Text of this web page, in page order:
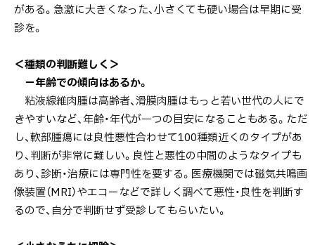
がある。急激に大きくなった、小さくても硬い場合は早期に受
診を。
＜種類の判断難しく＞
－年齢での傾向はあるか。
粘液線維肉腫は高齢者、滑膜肉腫はもっと若い世代の人にで
きやすいなど、年齢・年代が一つの目安になることもある。ただ
し、軟部腫瘍には良性悪性合わせて100種類近くのタイプがあ
り、判断が非常に難しい。良性と悪性の中間のようなタイプも
あり、診断・治療には専門性を要する。医療機関では磁気共鳴画
像装置（MRI）やエコーなどで詳しく調べて悪性・良性を判断す
るので、自分で判断せず受診してもらいたい。